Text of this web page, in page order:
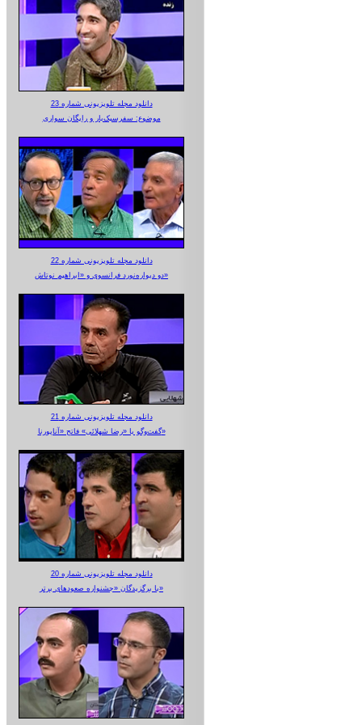
دانلود مجله تلویزیونی شماره 23
موضوع: سفرسبک‌بار و رایگان سواری
دانلود مجله تلویزیونی شماره 22
دو دیواره‌نورد فرانسوی و «ابراهیم نوتاش»
دانلود مجله تلویزیونی شماره 21
گفت‌وگو با «رضا شهلائی» فاتح «آناپورنا»
دانلود مجله تلویزیونی شماره 20
با برگزیدگان «جشنواره صعودهای برتر»